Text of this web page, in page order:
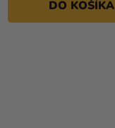
DO KOŠÍKA